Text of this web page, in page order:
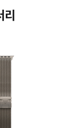
리